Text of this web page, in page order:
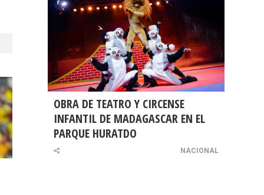
OBRA DE TEATRO Y CIRCENSE
INFANTIL DE MADAGASCAR EN EL
PARQUE HURATDO
NACIONAL